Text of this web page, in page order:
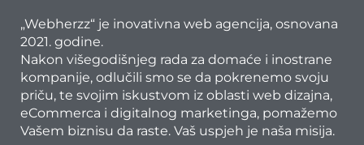
„Webherzz“ je inovativna web agencija, osnovana
2021. godine.
Nakon višegodišnjeg rada za domaće i inostrane
kompanije, odlučili smo se da pokrenemo svoju
priču, te svojim iskustvom iz oblasti web dizajna,
eCommerca i digitalnog marketinga, pomažemo
Vašem biznisu da raste. Vaš uspjeh je naša misija.